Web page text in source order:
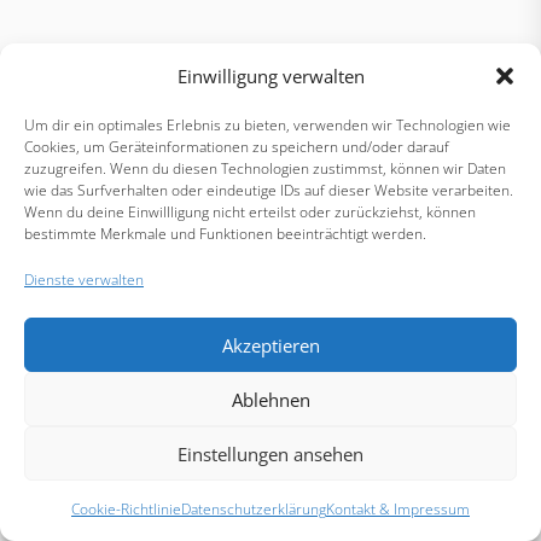
Einwilligung verwalten
Um dir ein optimales Erlebnis zu bieten, verwenden wir Technologien wie
Cookies, um Geräteinformationen zu speichern und/oder darauf
zuzugreifen. Wenn du diesen Technologien zustimmst, können wir Daten
wie das Surfverhalten oder eindeutige IDs auf dieser Website verarbeiten.
Wenn du deine Einwillligung nicht erteilst oder zurückziehst, können
bestimmte Merkmale und Funktionen beeinträchtigt werden.
Dienste verwalten
Akzeptieren
Ablehnen
Einstellungen ansehen
Cookie-RichtlinieDatenschutzerklärungKontakt & Impressum